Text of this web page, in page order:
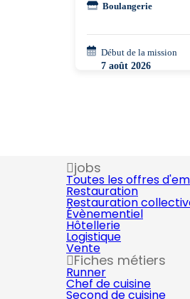
Boulangerie
Début de la mission
7 août 2026
jobs
Toutes les offres
Restauration
Restauration
Évènementiel
Hôtellerie
Logistique
Vente
Fiches métiers
Runner
Chef de cuisine
Second de cuisine